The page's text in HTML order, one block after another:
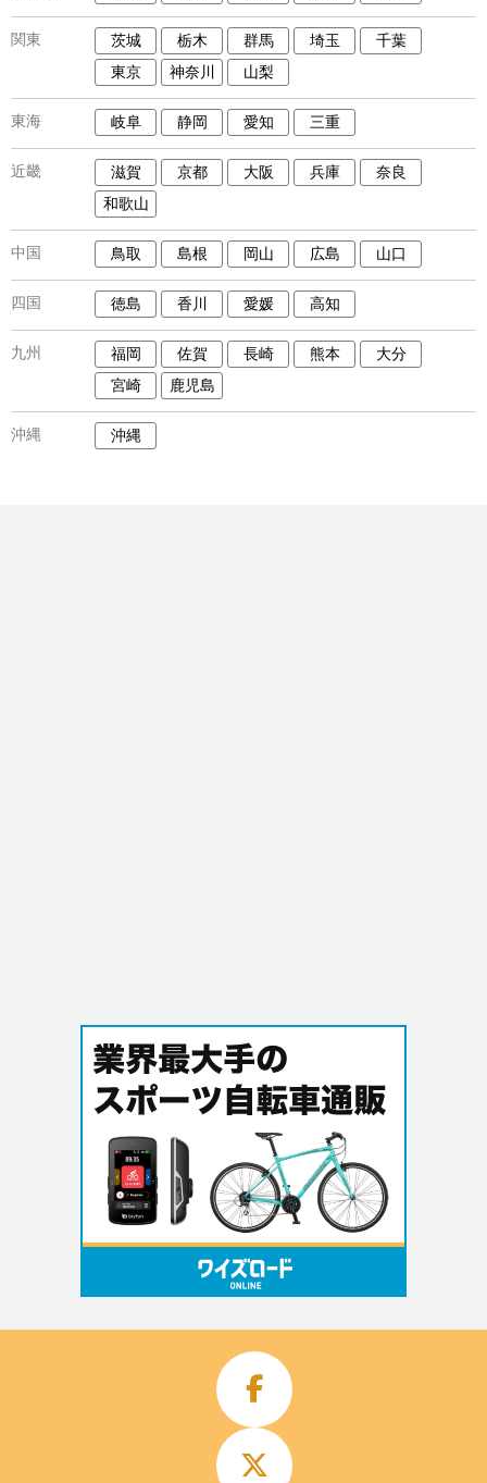
関東 茨城 栃木 群馬 埼玉
千葉
東京
神奈川 山梨
東海 岐阜 静岡 愛知 三重
近畿 滋賀 京都 大阪 兵庫
奈良
和歌山
中国 鳥取 島根 岡山 広島 山口
四国 徳島 香川 愛媛 高知
九州 福岡 佐賀 長崎 熊本
大分
宮崎
鹿児島
沖縄 沖縄